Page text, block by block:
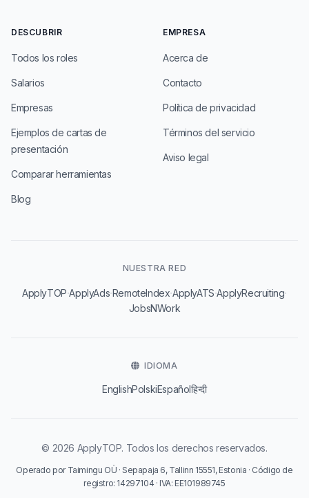
DESCUBRIR
Todos los roles
Salarios
Empresas
Ejemplos de cartas de
presentación
Comparar herramientas
Blog
EMPRESA
Acerca de
Contacto
Política de privacidad
Términos del servicio
Aviso legal
NUESTRA RED
ApplyTOP·ApplyAds·RemoteIndex·ApplyATS·ApplyRecruiting·
JobsNWork
IDIOMA
EnglishPolskiEspañolहिन्दी
© 2026 ApplyTOP. Todos los derechos reservados.
Operado por Taimingu OÜ · Sepapaja 6, Tallinn 15551, Estonia · Código de
registro: 14297104 · IVA: EE101989745